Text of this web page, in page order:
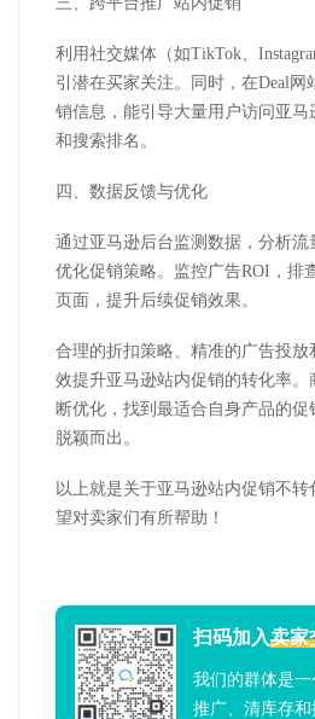
利用社交媒体（如TikTok
引潜在买家关注。同时，在Deal 网
销信息，能引导大量用户访问亚
和搜索排名。
四、数据反馈与优化
通过亚马逊后台监测数据，分析流
优化促销策略。监控广告ROI ，排
页面，提升后续促销效果。
合理的折扣策略、精准的广告投
效提升亚马逊站内促销的转化率。
断优化，找到最适合自身产品的促
脱颖而出。
以上就是关于亚马逊站内促销不
望对卖家们有所帮助！
扫码加入卖家
我们的群体是
推广、清库存